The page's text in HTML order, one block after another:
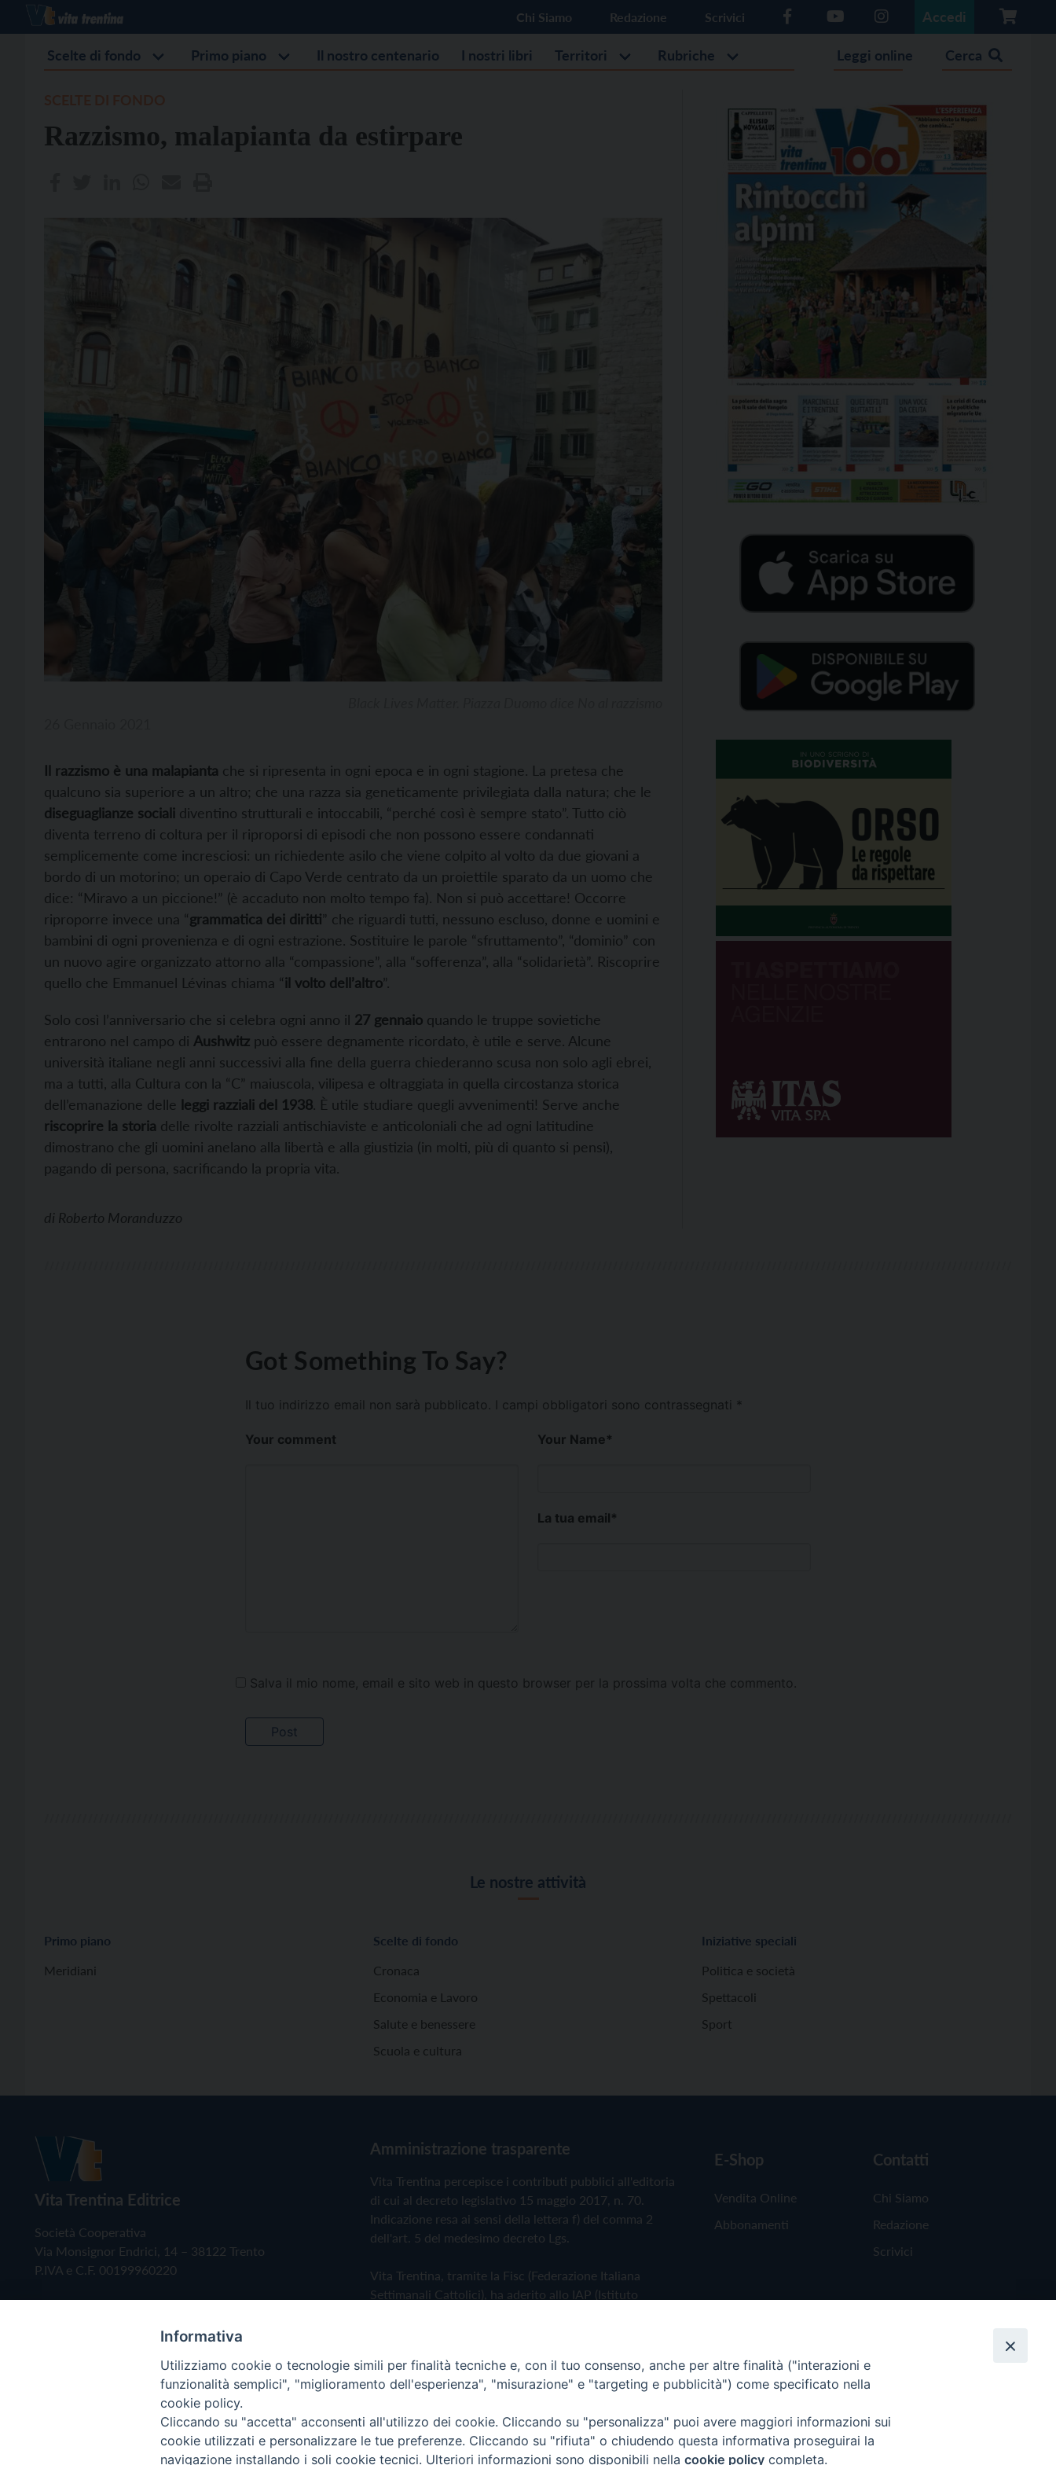
Chi Siamo Redazione Scrivici Accedi
Scelte di fondo Primo piano Il nostro centenario I nostri libri Territori Rubriche Leggi online Cerca
Razzismo, malapianta da estirpare
Il razzismo è una malapianta che si ripresenta in ogni epoca e in ogni stagione. La pretesa che
qualcuno sia superiore a un altro; che una razza sia geneticamente privilegiata dalla natura; che le
diseguaglianze sociali diventino strutturali e intoccabili, “perché così è sempre stato”. Tutto ciò
diventa terreno di coltura per il riproporsi di episodi che non possono essere condannati
semplicemente come incresciosi: un richiedente asilo che viene colpito al volto da due giovani a
bordo di un motorino; un operaio di Capo Verde centrato da un proiettile sparato da un uomo che
dice: “Miravo a un piccione!” (è accaduto non molto tempo fa). Non si può accettare! Occorre
riproporre invece una “grammatica dei diritti” che riguardi tutti, nessuno escluso, donne e uomini e
bambini di ogni provenienza e di ogni estrazione. Sostituire le parole “sfruttamento”, “dominio” con
un nuovo agire organizzato attorno alla “compassione”, alla “sofferenza”, alla “solidarietà”. Riscoprire
quello che Emmanuel Lévinas chiama “il volto dell’altro”.
Solo così l’anniversario che si celebra ogni anno il 27 gennaio quando le truppe sovietiche
entrarono nel campo di Aushwitz può essere degnamente ricordato, è utile e serve. Alcune
università italiane negli anni successivi alla fine della guerra chiederanno scusa non solo agli ebrei,
ma a tutti, alla Cultura con la “C” maiuscola, vilipesa e oltraggiata in quella circostanza storica
dell’emanazione delle leggi razziali del 1938. È utile studiare quegli avvenimenti! Serve anche
riscoprire la storia delle rivolte razziali antischiaviste e anticoloniali che ad ogni latitudine
dimostrano che gli uomini anelano alla libertà e alla giustizia (in molti, più di quanto si pensi),
pagando di persona, sacrificando la propria vita.
di Roberto Moranduzzo
Got Something To Say?
Il tuo indirizzo email non sarà pubblicato. I campi obbligatori sono contrassegnati *
Your comment Your Name*
La tua email*
Salva il mio nome, email e sito web in questo browser per la prossima volta che commento.
Le nostre attività
Primo piano
Meridiani
Scelte di fondo
Cronaca
Economia e Lavoro
Salute e benessere
Scuola e cultura
Iniziative speciali
Politica e società
Spettacoli
Sport
Vita Trentina Editrice
Società Cooperativa
Via Monsignor Endrici, 14 – 38122 Trento
P.IVA e C.F. 00199960220
Amministrazione trasparente
Vita Trentina percepisce i contributi pubblici all'editoria
di cui al decreto legislativo 15 maggio 2017, n. 70.
Indicazione resa ai sensi della lettera f) del comma 2
dell'art. 5 del medesimo decreto Lgs.
Vita Trentina, tramite la Fisc (Federazione Italiana
Settimanali Cattolici), ha aderito allo IAP (Istituto
Privacy Policy Cookie Policy
E-Shop
Vendita Online
Abbonamenti
Contatti
Chi Siamo
Redazione
Scrivici
Copyright © 2019 - Tutti i diritti riservati - Vita Trentina Editrice
Informativa
Utilizziamo cookie o tecnologie simili per finalità tecniche e, con il tuo consenso, anche per altre finalità ("interazioni e
funzionalità semplici", "miglioramento dell'esperienza", "misurazione" e "targeting e pubblicità") come specificato nella
cookie policy.
Cliccando su "accetta" acconsenti all'utilizzo dei cookie. Cliccando su "personalizza" puoi avere maggiori informazioni sui
cookie utilizzati e personalizzare le tue preferenze. Cliccando su "rifiuta" o chiudendo questa informativa proseguirai la
navigazione installando i soli cookie tecnici. Ulteriori informazioni sono disponibili nella cookie policy completa.